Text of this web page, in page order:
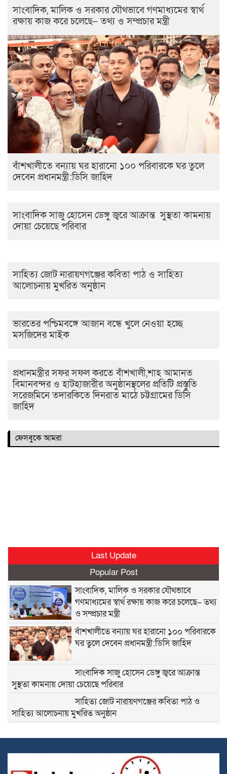
সাংবাদিক, মালিক ও সরকার যৌথভাবে গণমাধ্যমের স্বার্থ
রক্ষায় কাজ করে চলেছে– তথ্য ও সম্প্রচার মন্ত্রী
বাঁশখালীতে বন্যায় ঘর হারানো ১০০ পরিবারকে ঘর তুলে
দেবেন প্রধানমন্ত্রী:ডিসি জাহিদ
সাংবাদিক সাজু হোসেন ডেঙ্গু জ্বরে আক্রান্ত সুস্থতা কামনায়
দোয়া চেয়েছে পরিবার
সাহিত্য জোট নারায়ণগঞ্জের কবিতা পাঠ ও সাহিত্য
আলোচনায় মুখরিত অনুষ্ঠান
ভারতের পশ্চিমবঙ্গে আজান বন্ধে খুলে নেওয়া হচ্ছে
মসজিদের মাইক
প্রধানমন্ত্রীর সফর সফল করতে বাঁশখালী,শাহ আমানত
বিমানবন্দর ও হাটহাজারীর অনুষ্ঠানস্থলের প্রতিটি প্রস্তুতি
সরেজমিনে তদারকিতে দিনরাত মাঠে চট্টগ্রামের ডিসি
জাহিদ
ফেসবুকে আমরা
Last Update
Popular Post
সাংবাদিক, মালিক ও সরকার যৌথভাবে
গণমাধ্যমের স্বার্থ রক্ষায় কাজ করে চলেছে– তথ্য
ও সম্প্রচার মন্ত্রী
বাঁশখালীতে বন্যায় ঘর হারানো ১০০ পরিবারকে
ঘর তুলে দেবেন প্রধানমন্ত্রী:ডিসি জাহিদ
সাংবাদিক সাজু হোসেন ডেঙ্গু জ্বরে আক্রান্ত
সুস্থতা কামনায় দোয়া চেয়েছে পরিবার
সাহিত্য জোট নারায়ণগঞ্জের কবিতা পাঠ ও
সাহিত্য আলোচনায় মুখরিত অনুষ্ঠান
প্রধানমন্ত্রীর সফর সফল করতে বাঁশখালী,শাহ
আমানত বিমানবন্দর ও হাটহাজারীর অনুষ্ঠানস্থলের প্রতিটি প্রস্তুতি